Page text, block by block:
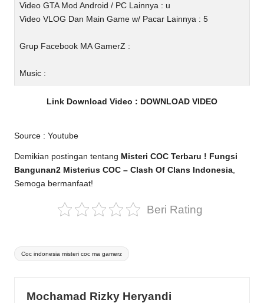
Video GTA Mod Android / PC Lainnya : u
Video VLOG Dan Main Game w/ Pacar Lainnya : 5
Grup Facebook MA GamerZ :
Music :
Link Download Video : DOWNLOAD VIDEO
Source : Youtube
Demikian postingan tentang Misteri COC Terbaru ! Fungsi
Bangunan2 Misterius COC – Clash Of Clans Indonesia
Semoga bermanfaat!
Beri Rating
Tags:
Coc indonesia misteri coc ma gamerz
Mochamad Rizky Heryandi